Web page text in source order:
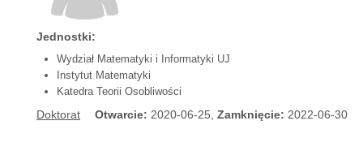
Jednostki:
Wydział Matematyki i Informatyki UJ
Instytut Matematyki
Katedra Teorii Osobliwości
Doktorat Otwarcie: 2020-06-25, Zamknięcie: 2022-06-30